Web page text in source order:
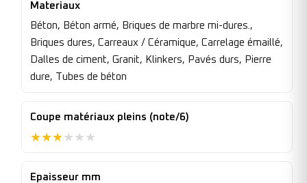
Materiaux
Béton, Béton armé, Briques de marbre mi-dures.,
Briques dures, Carreaux / Céramique, Carrelage émaillé,
Dalles de ciment, Granit, Klinkers, Pavés durs, Pierre
dure, Tubes de béton
Coupe matériaux pleins (note/6)
★★★★ ★ ★
Epaisseur mm